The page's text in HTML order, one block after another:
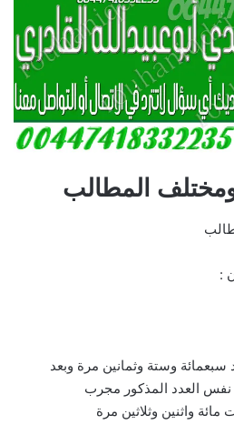
المطالب
:
وستة وثمانين مرة وبعد
نفس العدد المذكور مجرب
واثنين وثلاثين مرة